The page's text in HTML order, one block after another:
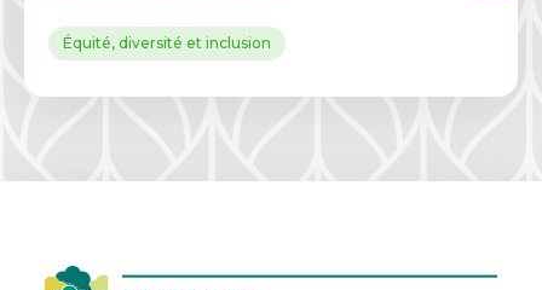
Équité, diversité et inclusion